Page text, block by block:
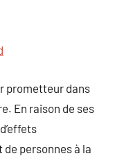
prometteur dans
En raison de ses
personnes à la